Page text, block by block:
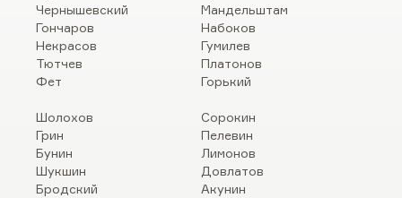
Чернышевский
Гончаров
Некрасов
Тютчев
Фет
Мандельштам
Набоков
Гумилев
Платонов
Горький
Шолохов
Грин
Бунин
Шукшин
Бродский
Сорокин
Пелевин
Лимонов
Довлатов
Акунин